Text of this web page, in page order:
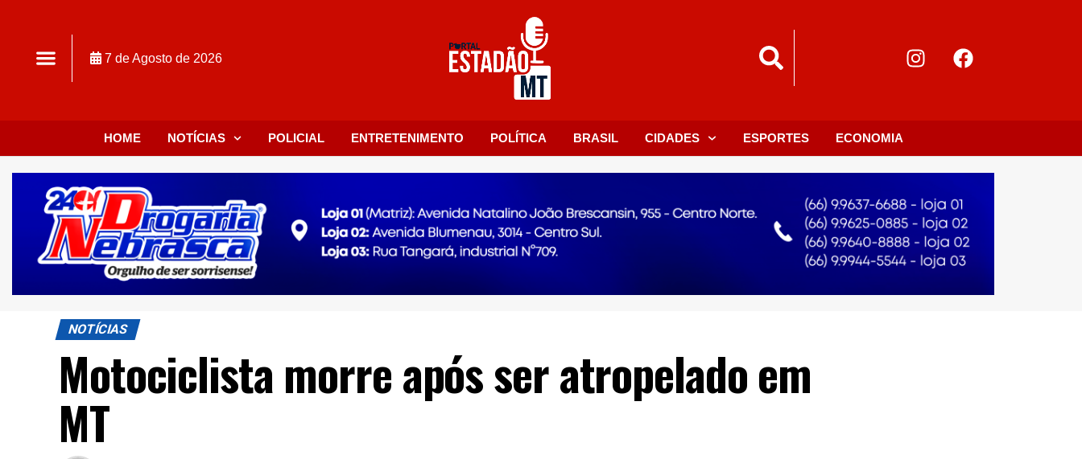
7 de Agosto de 2026
HOME NOTÍCIAS POLICIAL ENTRETENIMENTO POLÍTICA BRASIL CIDADES ESPORTES ECONOMIA
NOTÍCIAS
Motociclista morre após ser atropelado em
MT